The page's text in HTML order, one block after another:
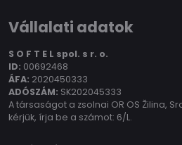
Vállalati adatok
S O F T E L spol. s r. o.
ID: 00692468
ÁFA: 2020450333
ADÓSZÁM: SK202045333
A társaságot a zsolnai OR OS Žilina,
kérjük, írja be a számot: 6/L.